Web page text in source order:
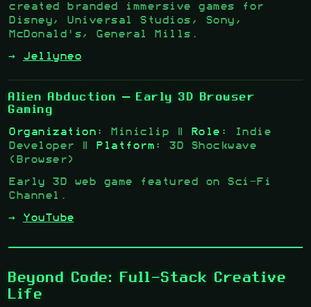
created branded immersive games for
Disney, Universal Studios, Sony,
McDonald's, General Mills.
→
Jellyneo
Alien Abduction
— Early 3D Browser
Gaming
Organization:
Miniclip | Role:
Indie
Developer |
Platform:
3D Shockwave
(Browser)
Early 3D web game featured on Sci-Fi
Channel.
→
YouTube
Beyond Code: Full-Stack Creative
Life